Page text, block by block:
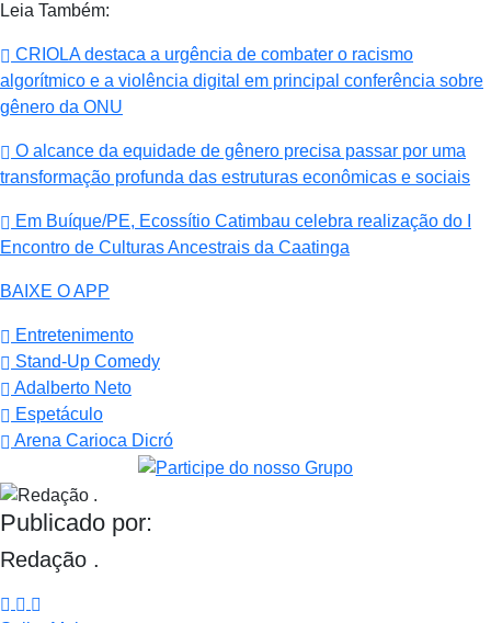
Leia Também:
CRIOLA destaca a urgência de combater o racismo
algorítmico e a violência digital em principal conferência sobre
gênero da ONU
O alcance da equidade de gênero precisa passar por uma
transformação profunda das estruturas econômicas e sociais
Em Buíque/PE, Ecossítio Catimbau celebra realização do I
Encontro de Culturas Ancestrais da Caatinga
BAIXE O APP
Entretenimento
Stand-Up Comedy
Adalberto Neto
Espetáculo
Arena Carioca Dicró
Publicado por:
Redação .